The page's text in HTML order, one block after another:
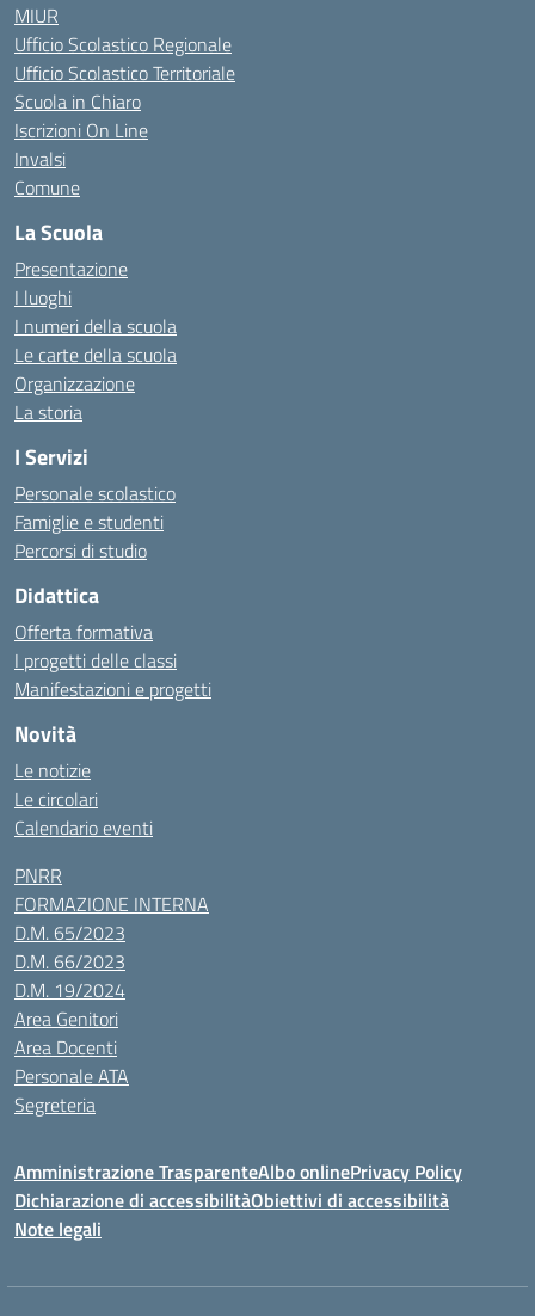
MIUR
Ufficio Scolastico Regionale
Ufficio Scolastico Territoriale
Scuola in Chiaro
Iscrizioni On Line
Invalsi
Comune
La Scuola
Presentazione
I luoghi
I numeri della scuola
Le carte della scuola
Organizzazione
La storia
I Servizi
Personale scolastico
Famiglie e studenti
Percorsi di studio
Didattica
Offerta formativa
I progetti delle classi
Manifestazioni e progetti
Novità
Le notizie
Le circolari
Calendario eventi
PNRR
FORMAZIONE INTERNA
D.M. 65/2023
D.M. 66/2023
D.M. 19/2024
Area Genitori
Area Docenti
Personale ATA
Segreteria
Amministrazione TrasparenteAlbo onlinePrivacy Policy
Dichiarazione di accessibilitàObiettivi di accessibilità
Note legali